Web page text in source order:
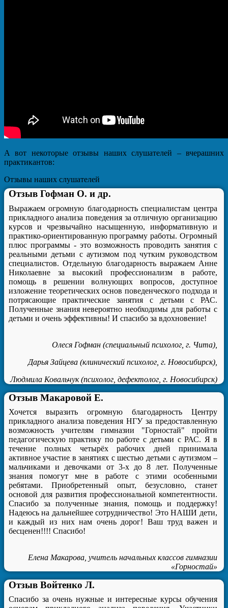
А вот некоторые отзывы наших слушателей – вчерашних
практикантов:
Отзывы наших слушателей
Отзыв Гофман О. и др.
Выражаем огромную благодарность специалистам центра
прикладного анализа поведения за отличную организацию
курсов и чрезвычайно насыщенную, информативную и
практико-ориентированную программу работы. Огромный
плюс программы - это возможность проводить занятия с
реальными детьми с аутизмом под чутким руководством
специалистов. Отдельную благодарность выражаем Анне
Николаевне за высокий профессионализм в работе,
помощь в решении волнующих вопросов, доступное
изложение теоретических основ поведенческого подхода и
потрясающие практические занятия с детьми с РАС.
Полученные знания невероятно необходимы для работы с
детьми и очень эффективны! И спасибо за вдохновение!
Олеся Гофман (специальный психолог, г. Чита),
Дарья Зайцева (клинический психолог, г. Новосибирск),
Людмила Ковальчук (психолог, дефектолог, г. Новосибирск)
Отзыв Макаровой Е.
Хочется выразить огромную благодарность Центру
прикладного анализа поведения НГУ за предоставленную
возможность учителям гимназии "Горностай" пройти
педагогическую практику по работе с детьми с РАС. Я в
течение полных четырёх рабочих дней принимала
активное участие в занятиях с шестью детьми с аутизмом –
мальчиками и девочками от 3-х до 8 лет. Полученные
знания помогут мне в работе с этими особенными
ребятами. Приобретенный опыт, безусловно, станет
основой для развития профессиональной компетентности.
Спасибо за полученные знания, помощь и поддержку!
Надеюсь на дальнейшее сотрудничество! Это НАШИ дети,
и каждый из них нам очень дорог! Ваш труд важен и
бесценен!!!! Спасибо!
Елена Макарова, учитель начальных классов гимназии
«Горностай»
Отзыв Войтенко Л.
Спасибо за очень нужные и интересные курсы обучения